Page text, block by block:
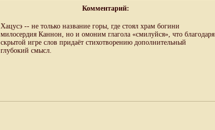
Комментарий:
Хацусэ -- не только название горы, где стоял храм богини
милосердия Каннон, но и омоним глагола «смилуйся», что благодаря
скрытой игре слов придаёт стихотворению дополнительный
глубокий смысл.